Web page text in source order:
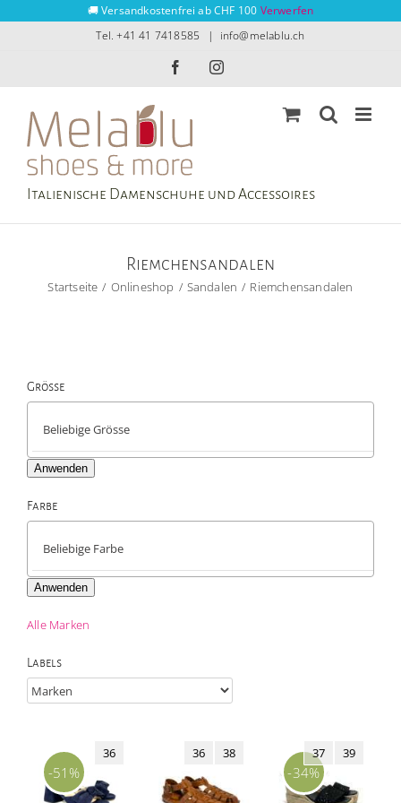
🚚 Versandkostenfrei ab CHF 100 Verwerfen
Tel. +41 41 7418585 | info@melablu.ch
FacebookInstagram
Italienische Damenschuhe und Accessoires
Riemchensandalen
Startseite Onlineshop Sandalen Riemchensandalen
-51%
36 36 38
-34%
37 39
Grösse
Anwenden
Farbe
Anwenden
Alle Marken
Labels